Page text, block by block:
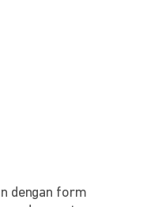
dengan form